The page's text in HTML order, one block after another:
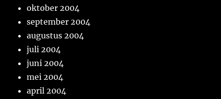
oktober 2004
september 2004
augustus 2004
juli 2004
juni 2004
mei 2004
april 2004